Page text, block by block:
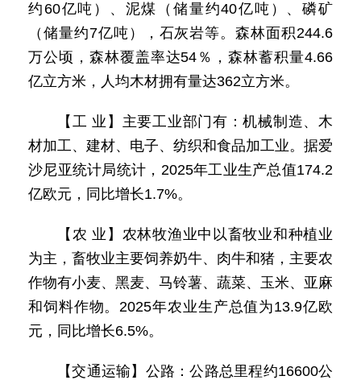
约60亿吨）、泥煤（储量约40亿吨）、磷矿
（储量约7亿吨），石灰岩等。森林面积244.6
万公顷，森林覆盖率达54％，森林蓄积量4.66
亿立方米，人均木材拥有量达362立方米。
【工 业】主要工业部门有：机械制造、木
材加工、建材、电子、纺织和食品加工业。据爱
沙尼亚统计局统计，2025年工业生产总值174.2
亿欧元，同比增长1.7%。
【农 业】农林牧渔业中以畜牧业和种植业
为主，畜牧业主要饲养奶牛、肉牛和猪，主要农
作物有小麦、黑麦、马铃薯、蔬菜、玉米、亚麻
和饲料作物。2025年农业生产总值为13.9亿欧
元，同比增长6.5%。
【交通运输】公路：公路总里程约16600公